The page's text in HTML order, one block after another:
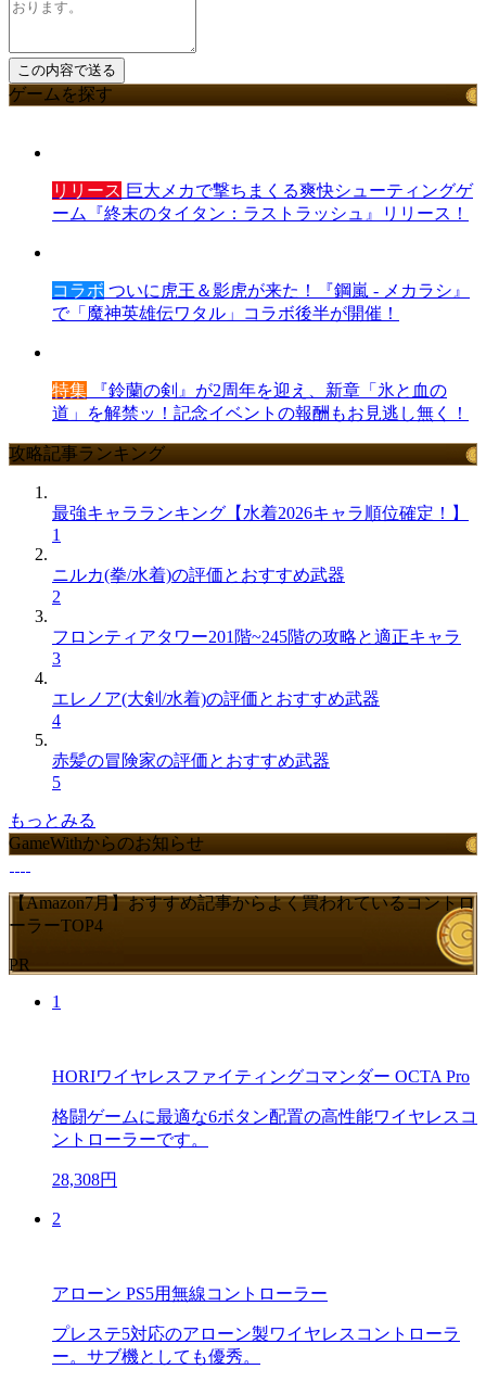
ゲームを探す
リリース 巨大メカで撃ちまくる爽快シューティングゲ
ーム『終末のタイタン：ラストラッシュ』リリース！
コラボ ついに虎王＆影虎が来た！『鋼嵐 - メカラシ』
で「魔神英雄伝ワタル」コラボ後半が開催！
特集 『鈴蘭の剣』が2周年を迎え、新章「氷と血の
道」を解禁ッ！記念イベントの報酬もお見逃し無く！
攻略記事ランキング
最強キャラランキング【水着2026キャラ順位確定！】
1
ニルカ(拳/水着)の評価とおすすめ武器
2
フロンティアタワー201階~245階の攻略と適正キャラ
3
エレノア(大剣/水着)の評価とおすすめ武器
4
赤髪の冒険家の評価とおすすめ武器
5
もっとみる
GameWithからのお知らせ
【Amazon7月】おすすめ記事からよく買われているコントロ
ーラーTOP4
PR
1
HORIワイヤレスファイティングコマンダー OCTA Pro
格闘ゲームに最適な6ボタン配置の高性能ワイヤレスコ
ントローラーです。
28,308円
2
アローン PS5用無線コントローラー
プレステ5対応のアローン製ワイヤレスコントローラ
ー。サブ機としても優秀。